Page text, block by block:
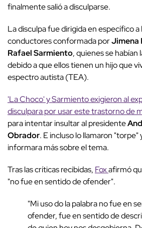
finalmente salió a disculparse.
La disculpa fue dirigida en específico a
conductores conformada porJimena
Rafael Sarmiento, quienes se habían
debido a que ellos tienen un hijo que
espectro autista (TEA).
'La Choco' y Sarmiento exigieron al
disculpara por usar este trastorno de
para intentar insultar al presidente
Obrador. E incluso lo llamaron "torpe"
informara más sobre el tema.
Tras las críticas recibidas, Foxafirmó
"no fue en sentido de ofender".
"Mi uso do la palabra no fue en
ofender, fue en sentido de